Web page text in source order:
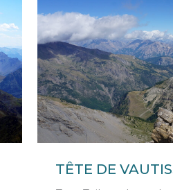
TÊTE DE